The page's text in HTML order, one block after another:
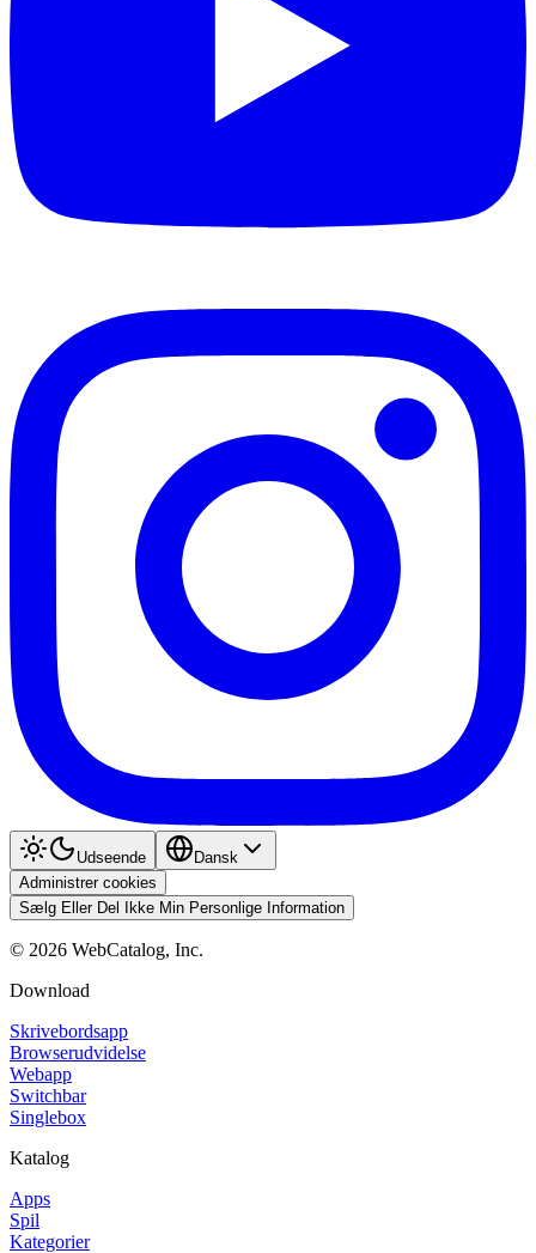
Udseende
Dansk
Administrer cookies
Sælg Eller Del Ikke Min Personlige Information
© 2026 WebCatalog, Inc.
Download
Skrivebordsapp
Browserudvidelse
Webapp
Switchbar
Singlebox
Katalog
Apps
Spil
Kategorier